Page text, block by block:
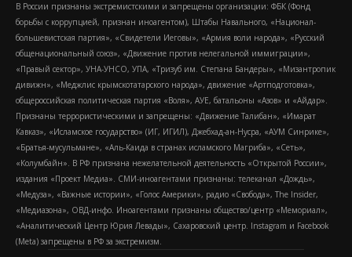
В России признаны экстремистскими и запрещены организации: ФБК (Фонд
борьбы с коррупцией, признан иноагентом), Штабы Навального, «Национал-
большевистская партия», «Свидетели Иеговы», «Армия воли народа», «Русский
общенациональный союз», «Движение против нелегальной иммиграции»,
«Правый сектор», УНА-УНСО, УПА, «Тризуб им. Степана Бандеры», «Мизантропик
дивижн», «Меджлис крымскотатарского народа», движение «Артподготовка»,
общероссийская политическая партия «Воля», АУЕ, батальоны «Азов» и «Айдар».
Признаны террористическими и запрещены: «Движение Талибан», «Имарат
Кавказ», «Исламское государство» (ИГ, ИГИЛ), Джебхад-ан-Нусра, «АУМ Синрике»,
«Братья-мусульмане», «Аль-Каида в странах исламского Магриба», «Сеть»,
«Колумбайн». В РФ признана нежелательной деятельность «Открытой России»,
издания «Проект Медиа». СМИ-иноагентами признаны: телеканал «Дождь»,
«Медуза», «Важные истории», «Голос Америки», радио «Свобода», The Insider,
«Медиазона», ОВД-инфо. Иноагентами признаны общество/центр «Мемориал»,
«Аналитический Центр Юрия Левады», Сахаровский центр. Instagram и Facebook
(Metа) запрещены в РФ за экстремизм.